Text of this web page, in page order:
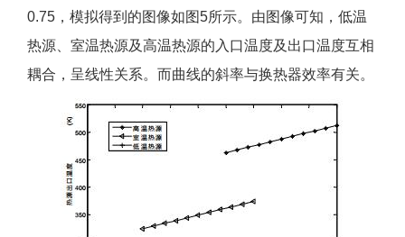
0.75，模拟得到的图像如图5所示。由图像可知，低温
热源、室温热源及高温热源的入口温度及出口温度互相
耦合，呈线性关系。而曲线的斜率与换热器效率有关。